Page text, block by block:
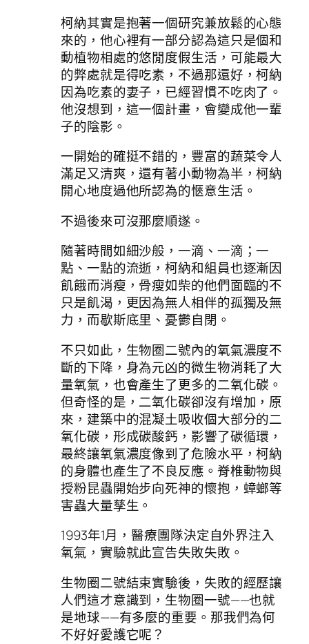
柯納其實是抱著一個研究兼放鬆的心態
來的，他心裡有一部分認為這只是個和
動植物相處的悠閒度假生活，可能最大
的弊處就是得吃素，不過那還好，柯納
因為吃素的妻子，已經習慣不吃肉了。
他沒想到，這一個計畫，會變成他一輩
子的陰影。
一開始的確挺不錯的，豐富的蔬菜令人
滿足又清爽，還有著小動物為半，柯納
開心地度過他所認為的愜意生活。
不過後來可沒那麼順遂。
隨著時間如細沙般，一滴、一滴；一
點、一點的流逝，柯納和組員也逐漸因
飢餓而消瘦，骨瘦如柴的他們面臨的不
只是飢渴，更因為無人相伴的孤獨及無
力，而歇斯底里、憂鬱自閉。
不只如此，生物圈二號內的氧氣濃度不
斷的下降，身為元凶的微生物消耗了大
量氧氣，也會產生了更多的二氧化碳。
但奇怪的是，二氧化碳卻沒有增加，原
來，建築中的混凝土吸收個大部分的二
氧化碳，形成碳酸鈣，影響了碳循環，
最終讓氧氣濃度像到了危險水平，柯納
的身體也產生了不良反應。脊椎動物與
授粉昆蟲開始步向死神的懷抱，蟑螂等
害蟲大量孳生。
1993年1月，醫療團隊決定自外界注入
氧氣，實驗就此宣告失敗失敗。
生物圈二號結束實驗後，失敗的經歷讓
人們這才意識到，生物圈一號——也就
是地球——有多麼的重要。那我們為何
不好好愛護它呢？